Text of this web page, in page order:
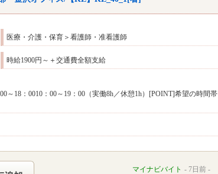
医療・介護・保育＞看護師・准看護師
時給1900円～＋交通費全額支給
18：0010：00～19：00（実働8h／休憩1h）[POINT]希望の時間帯
マイナビバイト 7日前